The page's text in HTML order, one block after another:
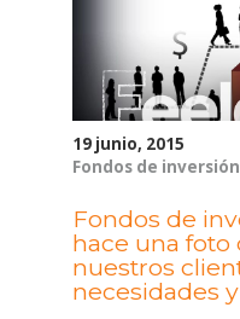
19 junio, 2015
Fondos de inversión
Fondos de
hace una foto
nuestros
necesidades